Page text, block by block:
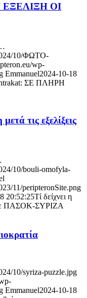
ΟΙ
10/ΦΩΤΟ-
wp-
Emmanuel2024-10-18
ΣΕ ΠΛΗΡΗ
τις εξελίξεις
10/bouli-omofyla-
11/peripteronSite.png
20:52:25Τί δείχνει η
σε ΠΑΣΟΚ-ΣΥΡΙΖΑ
10/syriza-puzzle.jpg
Emmanuel2024-10-18